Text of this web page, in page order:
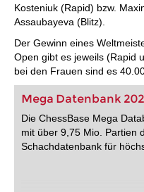
Kosteniuk (Rapid) bzw.
Assaubayeva (Blitz).
Der Gewinn eines
Open gibt es jeweils (Rapid
bei den Frauen sind es
Mega Datenbank
Die ChessBase Mega
mit über 9,75 Mio. Partien
Schachdatenbank für